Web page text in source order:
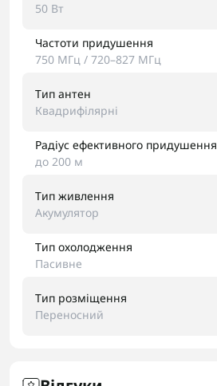
50 Вт
Частоти придушення
750 МГц / 720–827 МГц
Тип антен
Квадрифілярні
Радіус ефективного придушення
до 200 м
Тип живлення
Акумулятор
Тип охолодження
Пасивне
Тип розміщення
Переносний